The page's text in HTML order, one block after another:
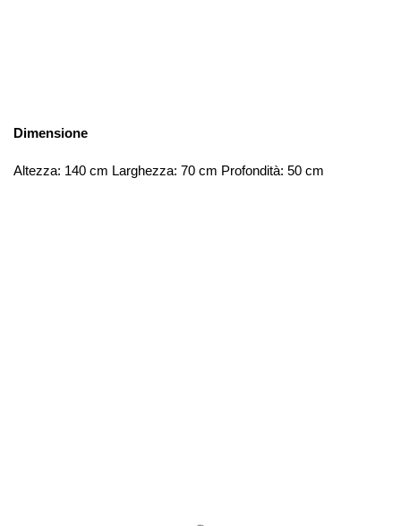
Dimensione
Altezza: 140 cm Larghezza: 70 cm Profondità: 50 cm